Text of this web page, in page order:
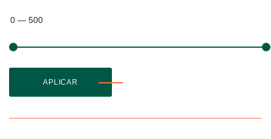
0 — 500
APLICAR